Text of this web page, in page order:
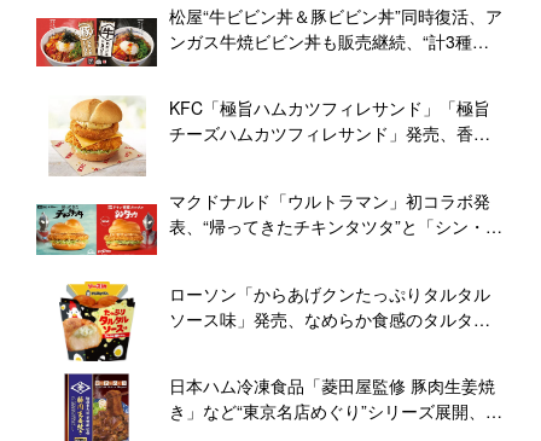
松屋“牛ビビン丼＆豚ビビン丼”同時復活、ア
ンガス牛焼ビビン丼も販売継続、“計3種の
KFC「極旨ハムカツフィレサンド」「極旨
チーズハムカツフィレサンド」発売、香る
マクドナルド「ウルトラマン」初コラボ発
表、“帰ってきたチキンタツタ”と「シン・タ
ローソン「からあげクンたっぷりタルタル
ソース味」発売、なめらか食感のタルタル
日本ハム冷凍食品「菱田屋監修 豚肉生姜焼
き」など“東京名店めぐり”シリーズ展開、家